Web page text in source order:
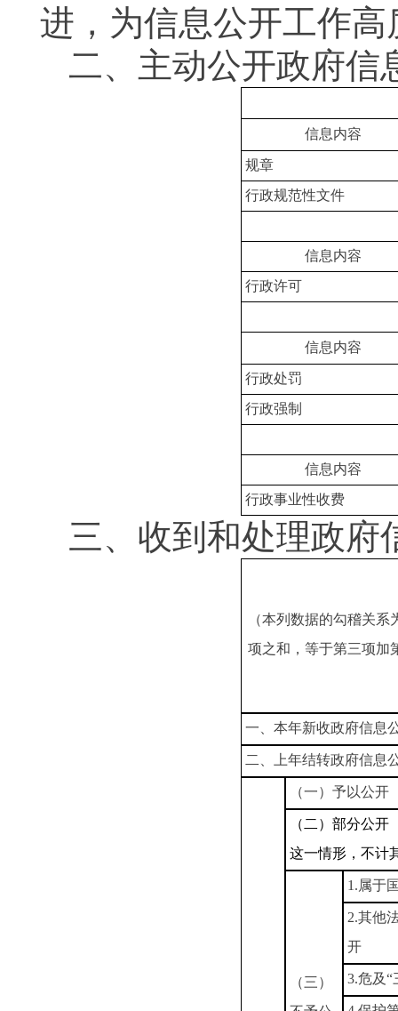
进，为信息公开工作
二、主动公开政府信
信息内容
规章
行政规范性文件
信息内容
行政许可
信息内容
行政处罚
行政强制
信息内容
行政事业性收费
三、收到和处理政府
（本列数据的勾稽关
项之和，等于第三项加
一、本年新收政府信息
二、上年结转政府信息
（一）予以公开
（二）部分公开
这一情形，不计
（三）
1.属于
2.其他
开
3.危及“